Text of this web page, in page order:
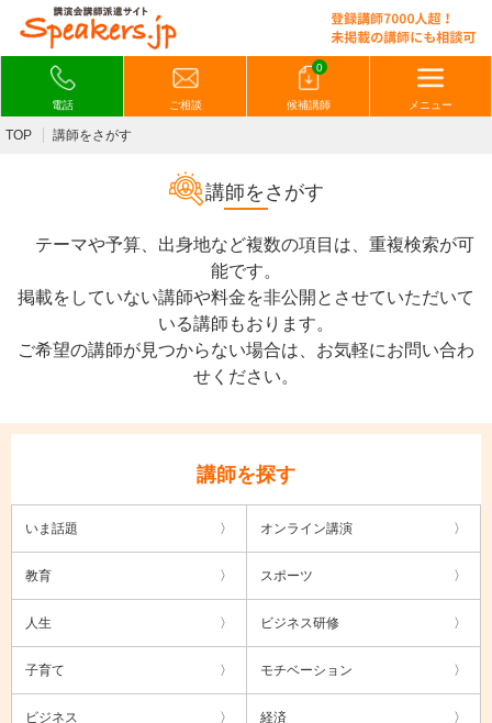
電話 ご相談
0
候補講師 メニュー
TOP 講師をさがす
講師をさがす
テーマや予算、出身地など複数の項目は、重複検索が可
能です。
掲載をしていない講師や料金を非公開とさせていただいて
いる講師もおります。
ご希望の講師が見つからない場合は、お気軽にお問い合わ
せください。
講師を探す
いま話題 オンライン講演
教育 スポーツ
人生 ビジネス研修
子育て モチベーション
ビジネス 経済